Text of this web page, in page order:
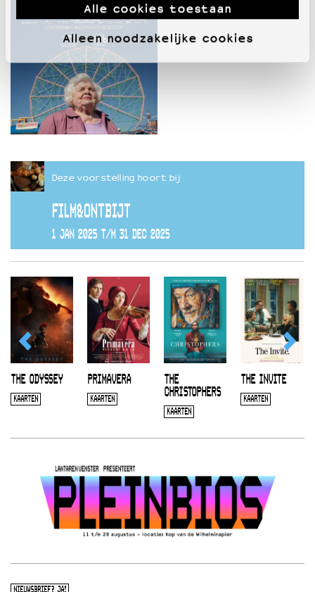
Alle cookies toestaan
Alleen noodzakelijke cookies
Deze voorstelling hoort bij
FILM&ONTBIJT
1 JAN 2025 T/M 31 DEC 2025
THE ODYSSEY
KAARTEN
PRIMAVERA
KAARTEN
THE
CHRISTOPHERS
KAARTEN
THE INVITE
KAARTEN
NIEUWSBRIEF? JA!